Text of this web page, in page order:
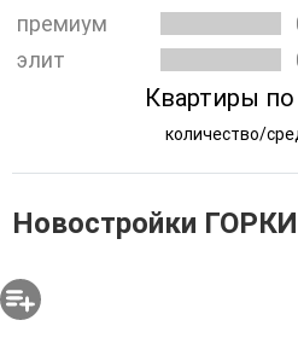
премиум
элит
Квартиры
количество/
Новостройки